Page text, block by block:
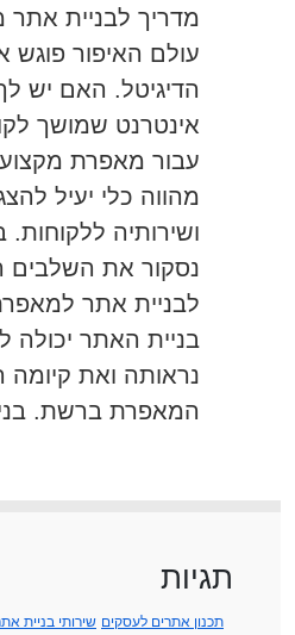
מדריך לבניית אתר
עולם האיפור פוגש
הדיגיטל. האם יש
אינטרנט שמושך
עבור מאפרת
מהווה כלי יעיל
ושירותיה
נסקור את השלבים
לבניית אתר
בניית האתר
נראותה ואת קיומה
המאפרת ברשת.
תגיות
תכנון אתרים לעסקים שירותי בניית